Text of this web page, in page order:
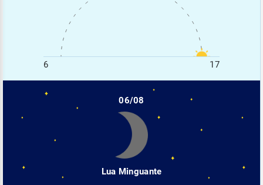
6 17
06/08
Lua Minguante